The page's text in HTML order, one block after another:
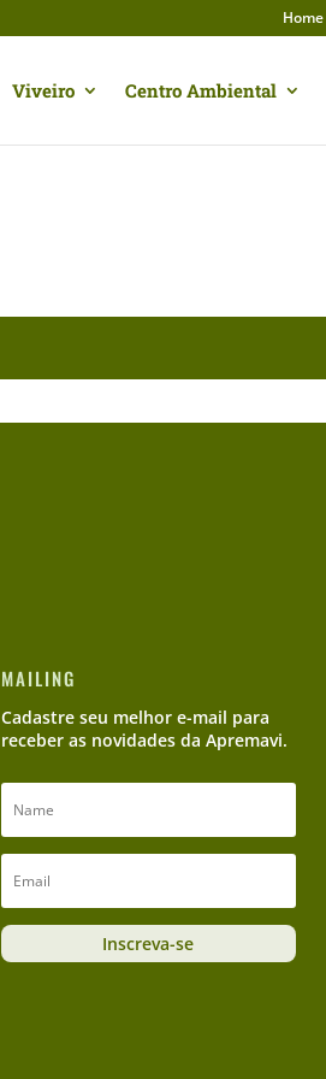
Home
Viveiro Centro Ambiental
MAILING
Cadastre seu melhor e-mail para
receber as novidades da Apremavi.
Inscreva-se